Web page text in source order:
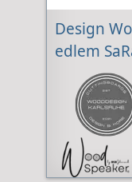
Design
edlem